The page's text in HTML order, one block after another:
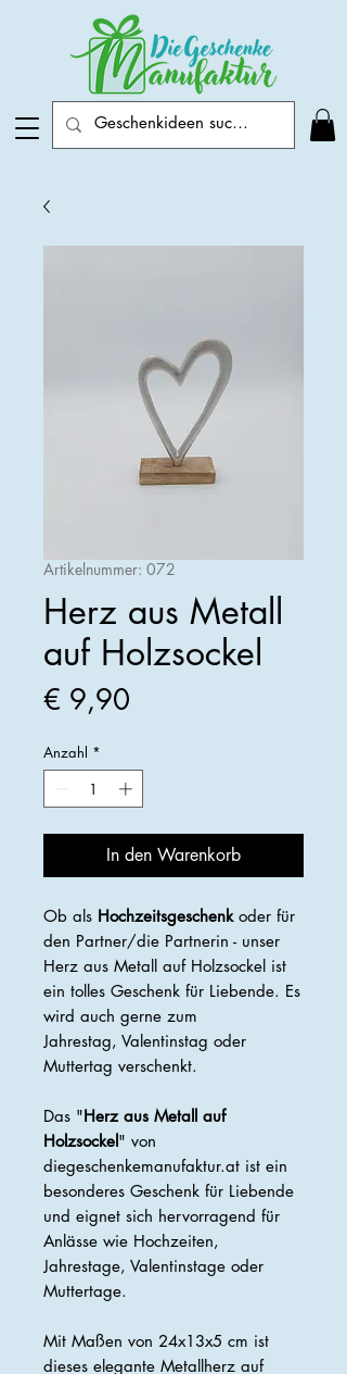
Artikelnummer: 072
Herz aus Metall
auf Holzsockel
€ 9,90
Anzahl *
In den Warenkorb
Ob als Hochzeitsgeschenkoder für
den Partner/die Partnerin - unser
Herz aus Metall auf Holzsockel ist
ein tolles Geschenk für Liebende. Es
wird auch gerne zum
Jahrestag, Valentinstag oder
Muttertag verschenkt.
Das "Herz aus Metall auf
Holzsockel " von
diegeschenkemanufaktur.at ist ein
besonderes Geschenk für Liebende
und eignet sich hervorragend für
Anlässe wie Hochzeiten,
Jahrestage, Valentinstage oder
Muttertage.
Mit Maßen von 24x13x5 cm ist
dieses elegante Metallherz auf